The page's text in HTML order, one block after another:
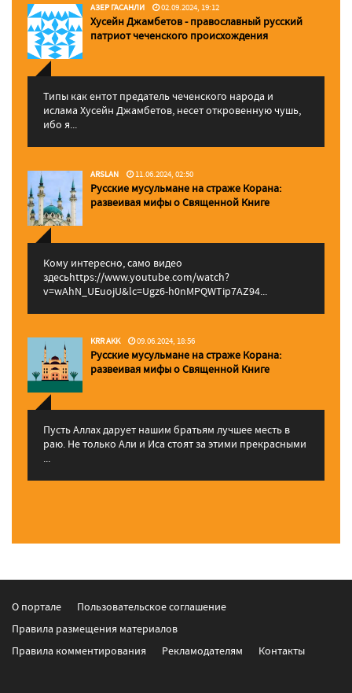
АЗЕР ГАСАНЛИ 02.09.2024, 19:12
Хусейн Джамбетов - православный русский
патриот чеченского происхождения
Типы как ентот предатель чеченского народа и
ислама Хусейн Джамбетов, несет откровенную чушь,
ибо я...
ARSLAN 11.06.2024, 02:50
Русские мусульмане на страже Корана:
pазвеивая мифы о Священной Книге
Кому интересно, само видео
здесьhttps://www.youtube.com/watch?
v=wAhN_UEuojU&lc=Ugz6-h0nMPQWTip7AZ94...
KRR AKK 09.06.2024, 18:56
Русские мусульмане на страже Корана:
pазвеивая мифы о Священной Книге
Пусть Аллах дарует нашим братьям лучшее месть в
раю. Не только Али и Иса стоят за этими прекрасными
...
О портале
Пользовательское соглашение
Правила размещения материалов
Правила комментирования
Рекламодателям Контакты